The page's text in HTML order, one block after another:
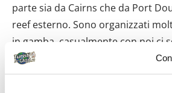
parte sia da Cairns che da Port
reef esterno. Sono organizzati
in gamba, casualmente con noi ci
quarantina di militari australiani
immersioni, la consegna